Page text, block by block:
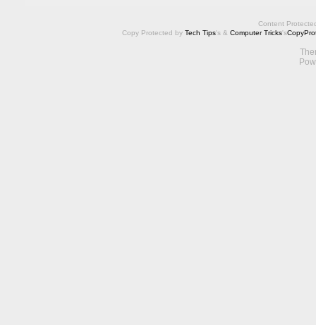
Content
Copy Protected by Tech Tips's & Computer Tricks's